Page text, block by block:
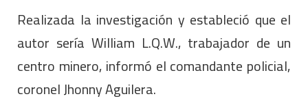
Realizada la investigación y estableció que el
autor sería William L.Q.W., trabajador de un
centro minero, informó el comandante policial,
coronel Jhonny Aguilera.